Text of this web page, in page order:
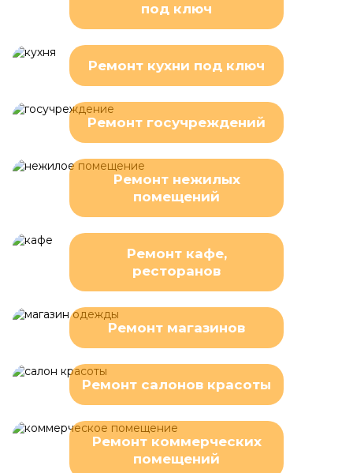
под ключ
Ремонт кухни под ключ
Ремонт госучреждений
Ремонт нежилых
помещений
Ремонт кафе,
ресторанов
Ремонт магазинов
Ремонт салонов красоты
Ремонт коммерческих
помещений